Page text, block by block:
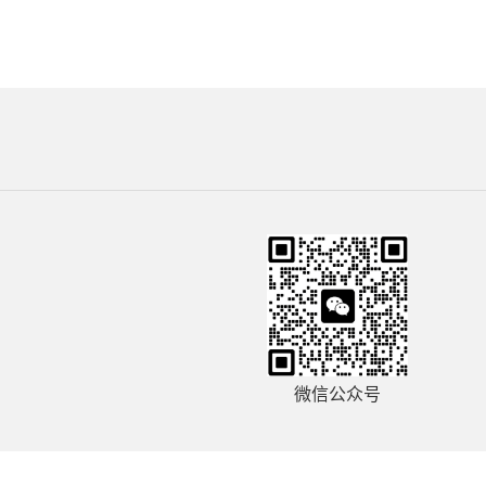
微信公众号